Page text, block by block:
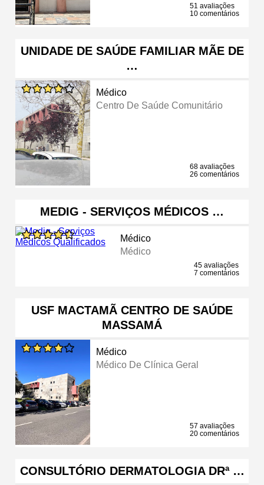
51 avaliações
10 comentários
UNIDADE DE SAÚDE FAMILIAR MÃE DE
…
Médico
Centro De Saúde Comunitário
68 avaliações
26 comentários
MEDIG - SERVIÇOS MÉDICOS …
Médico
Médico
45 avaliações
7 comentários
USF MACTAMÃ CENTRO DE SAÚDE
MASSAMÁ
Médico
Médico De Clínica Geral
57 avaliações
20 comentários
CONSULTÓRIO DERMATOLOGIA DRª …